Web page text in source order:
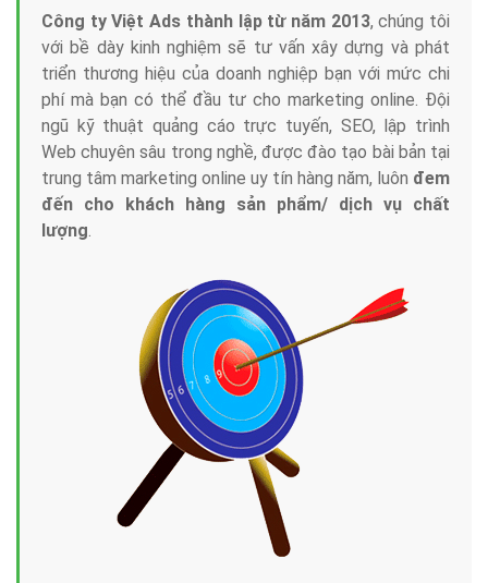
Công ty Việt Ads thành lập từ năm 2013, chúng tôi
với bề dày kinh nghiệm sẽ tư vấn xây dựng và phát
triển thương hiệu của doanh nghiệp bạn với mức chi
phí mà bạn có thể đầu tư cho marketing online. Đội
ngũ kỹ thuật quảng cáo trực tuyến, SEO, lập trình
Web chuyên sâu trong nghề, được đào tạo bài bản tại
trung tâm marketing online uy tín hàng năm, luôn đem
đến cho khách hàng sản phẩm/ dịch vụ chất
lượng.